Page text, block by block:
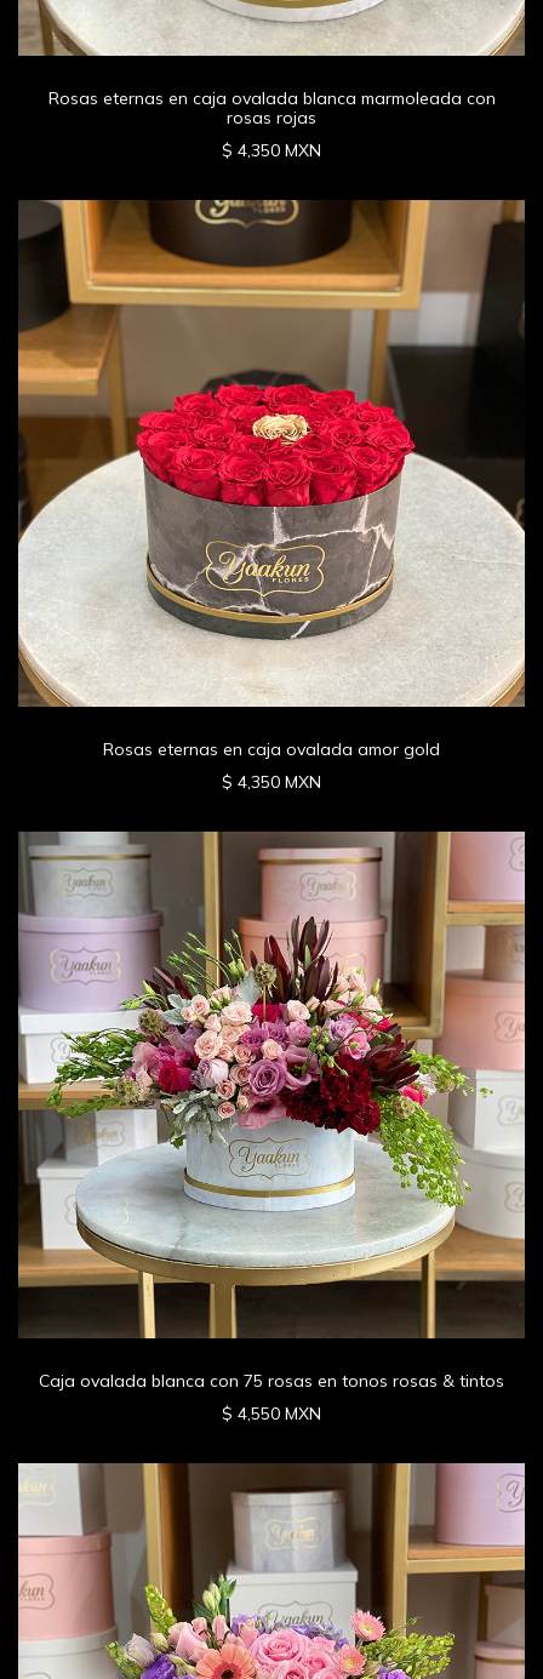
Rosas eternas en caja ovalada blanca marmoleada con
rosas rojas
$ 4,350 MXN
Rosas eternas en caja ovalada amor gold
$ 4,350 MXN
Caja ovalada blanca con 75 rosas en tonos rosas & tintos
$ 4,550 MXN